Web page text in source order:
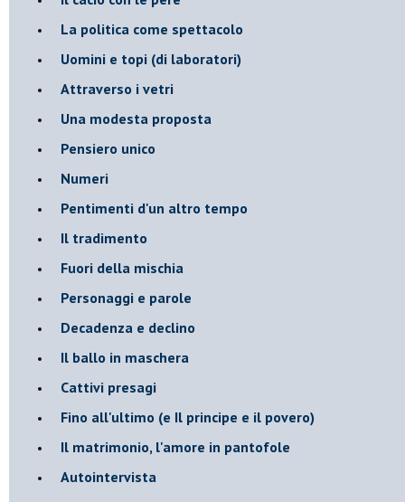
La politica come spettacolo
Uomini e topi (di laboratori)
Attraverso i vetri
Una modesta proposta
Pensiero unico
Numeri
Pentimenti d'un altro tempo
Il tradimento
Fuori della mischia
Personaggi e parole
Decadenza e declino
Il ballo in maschera
Cattivi presagi
Fino all'ultimo (e Il principe e il povero)
Il matrimonio, l'amore in pantofole
Autointervista